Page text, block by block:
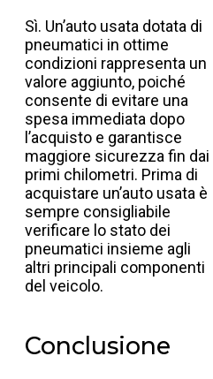
Sì. Un’auto usata dotata di
pneumatici in ottime
condizioni rappresenta un
valore aggiunto, poiché
consente di evitare una
spesa immediata dopo
l’acquisto e garantisce
maggiore sicurezza fin dai
primi chilometri. Prima di
acquistare un’auto usata è
sempre consigliabile
verificare lo stato dei
pneumatici insieme agli
altri principali componenti
del veicolo.
Conclusione